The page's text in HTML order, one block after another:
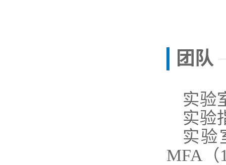
团队
实验
实验
实验
MFA（